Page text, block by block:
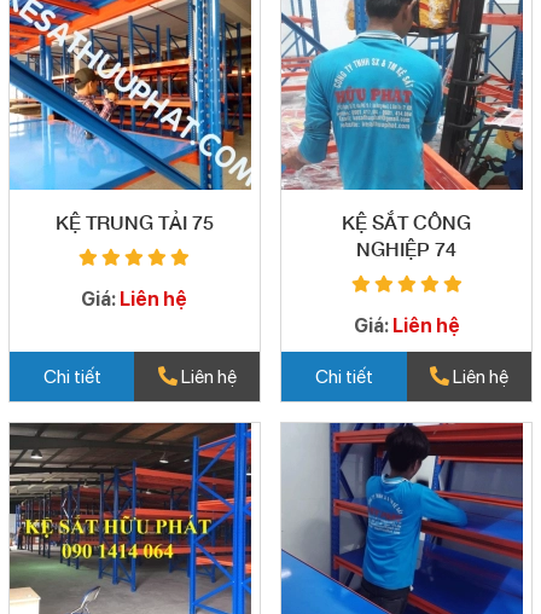
KỆ TRUNG TẢI 75
Giá: Liên hệ
Chi tiết Liên hệ
KỆ SẮT CÔNG
NGHIỆP 74
Giá: Liên hệ
Chi tiết Liên hệ